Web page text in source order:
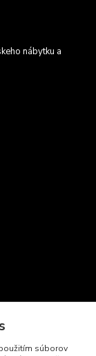
nábytku a
súborov